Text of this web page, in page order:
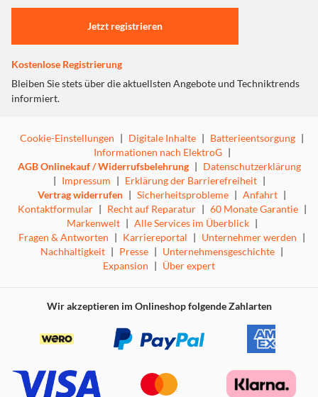
Einstellungen anpassen
Jetzt registrieren
Kostenlose Registrierung
Bleiben Sie stets über die aktuellsten Angebote und Techniktrends
informiert.
Cookie-Einstellungen | Digitale Inhalte | Batterieentsorgung |
Informationen nach ElektroG |
AGB Onlinekauf / Widerrufsbelehrung | Datenschutzerklärung
| Impressum | Erklärung der Barrierefreiheit |
Vertrag widerrufen | Sicherheitsprobleme | Anfahrt |
Kontaktformular | Recht auf Reparatur | 60 Monate Garantie |
Markenwelt | Alle Services im Überblick |
Fragen & Antworten | Karriereportal | Unternehmer werden |
Nachhaltigkeit | Presse | Unternehmensgeschichte |
Expansion | Über expert
Wir akzeptieren im Onlineshop folgende Zahlarten